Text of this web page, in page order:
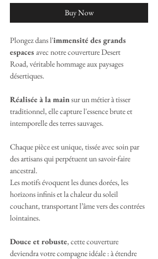
Buy Now
Plongez dans l'immensité des grands
espacesavec notre couverture Desert
Road, véritable hommage aux paysages
désertiques.
Réalisée à la mainsur un métier à tisser
traditionnel, elle capture l'essence brute et
intemporelle des terres sauvages.
Chaque pièce est unique, tissée avec soin par
des artisans qui perpétuent un savoir-faire
ancestral.
Les motifs évoquent les dunes dorées, les
horizons infinis et la chaleur du soleil
couchant, transportant l’âme vers des contrées
lointaines.
Douce et robuste, cette couverture
deviendra votre compagne idéale : à étendre